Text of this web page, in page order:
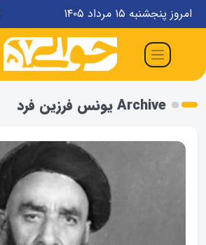
امروز پنجشنبه ۱۵ مرداد ۱۴۰۵
Archive یونس فرزین فرد